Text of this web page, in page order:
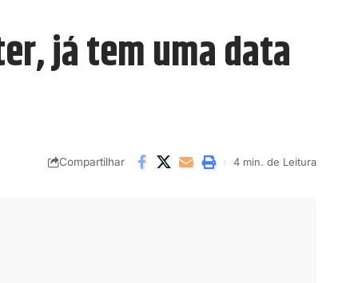
já tem uma data
Compartilhar 4 min. de Leitura